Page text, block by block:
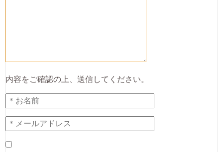
内容をご確認の上、送信してください。